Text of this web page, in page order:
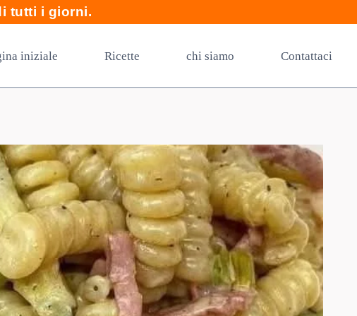
tutti i giorni.
iniziale Ricette chi siamo Contattaci